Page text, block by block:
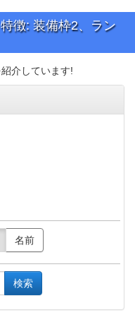
徴: 装備枠2、ラン
介しています!
名前
検索